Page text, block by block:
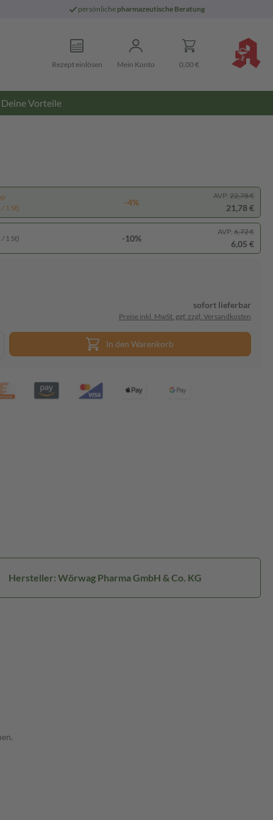
persönliche pharmazeutische Beratung
Rezept einlösen Mein Konto 0,00 €
Deine Vorteile
1 St)
-4%
AVP: 22,78 €
21,78 €
1 St) -10%
AVP: 6,72 €
6,05 €
sofort lieferbar
Preise inkl. MwSt. ggf. zzgl. Versandkosten
In den Warenkorb
Hersteller: Wörwag Pharma GmbH & Co. KG